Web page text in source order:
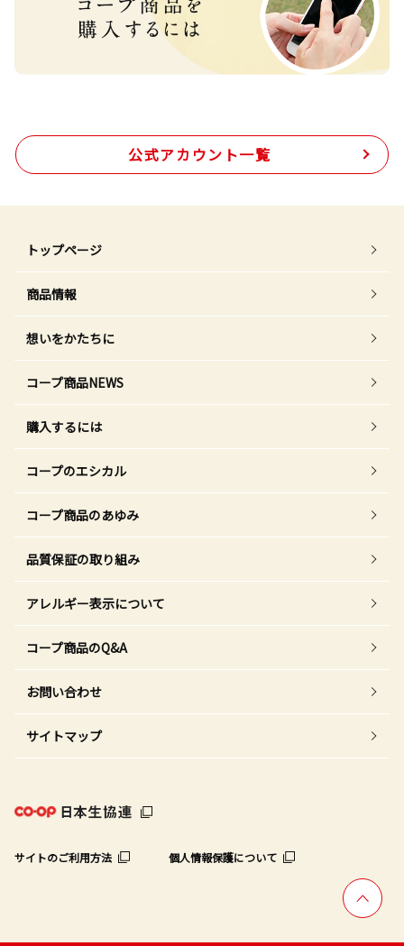
公式アカウント一覧
トップページ
商品情報
想いをかたちに
コープ商品NEWS
購入するには
コープのエシカル
コープ商品のあゆみ
品質保証の取り組み
アレルギー表示について
コープ商品のQ&A
お問い合わせ
サイトマップ
サイトのご利用方法 個人情報保護について